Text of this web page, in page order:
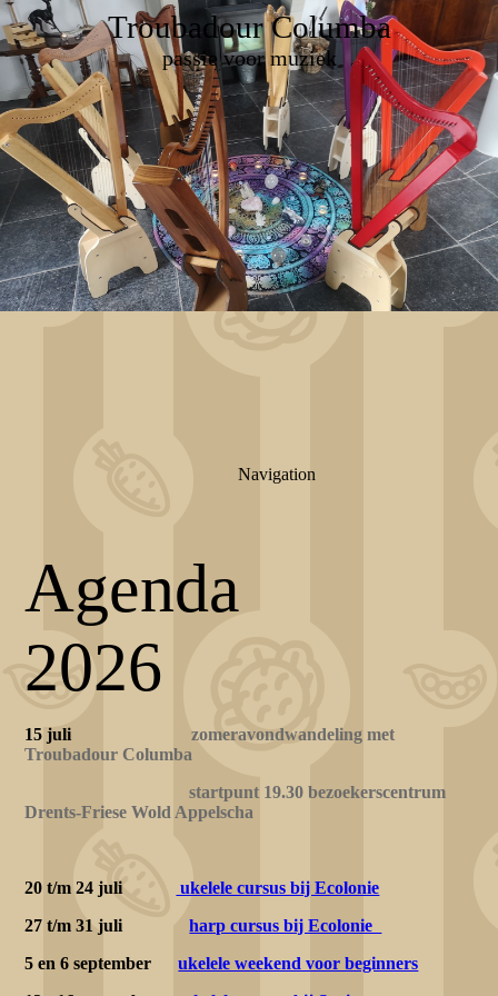
Troubadour Columba
passie voor muziek
Navigation
Agenda
2026
15 julizomeravondwandeling met
Troubadour Columba
startpunt 19.30 bezoekerscentrum
Drents-Friese Wold Appelscha
20 t/m 24 juli
ukelele cursus bij Ecolonie
27 t/m 31 juliharp cursus bij Ecolonie
5 en 6 september
ukelele weekend voor beginners